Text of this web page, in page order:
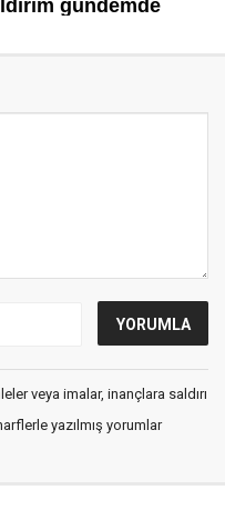
veya imalar, inançlara saldırı
yazılmış yorumlar